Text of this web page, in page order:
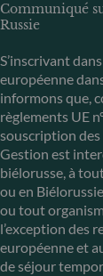
Communiqué
Russie
S’inscrivant
européenne
informons que,
règlements UE
souscription des
Gestion est
biélorusse, à
ou en
ou tout
l’exception des
européenne et
de séjour